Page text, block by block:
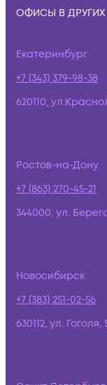
ОФИСЫ В
Екатеринбург
+7 (343) 379-98-38
620110,
Ростов-на-Дону
+7 (863) 270-45-21
344000, ул.
Новосибирск
+7 (383) 251-02-56
630112, ул. Гоголя,